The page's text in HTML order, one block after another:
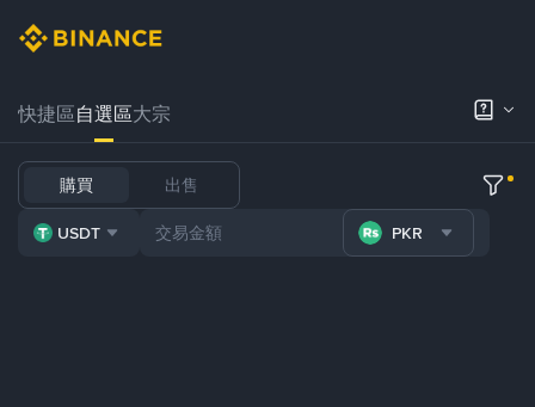
快捷區自選區大宗
購買 出售
USDT PKR